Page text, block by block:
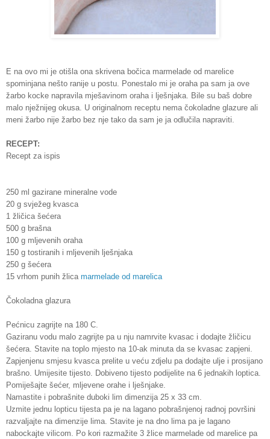
E na ovo mi je otišla ona skrivena bočica marmelade od marelice
spominjana nešto ranije u postu. Ponestalo mi je oraha pa sam ja ove
žarbo kocke napravila mješavinom oraha i lješnjaka. Bile su baš dobre
malo nježnijeg okusa. U originalnom receptu nema čokoladne glazure ali
meni žarbo nije žarbo bez nje tako da sam je ja odlučila napraviti.
RECEPT:
Recept za ispis
250 ml gazirane mineralne vode
20 g svježeg kvasca
1 žličica šećera
500 g brašna
100 g mljevenih oraha
150 g tostiranih i mljevenih lješnjaka
250 g šećera
15 vrhom punih žlica marmelade od marelica
Čokoladna glazura
Pećnicu zagrijte na 180 C.
Gaziranu vodu malo zagrijte pa u nju namrvite kvasac i dodajte žličicu
šećera. Stavite na toplo mjesto na 10-ak minuta da se kvasac zapjeni.
Zapjenjenu smjesu kvasca prelite u veću zdjelu pa dodajte ulje i prosijano
brašno. Umijesite tijesto. Dobiveno tijesto podijelite na 6 jednakih loptica.
Pomiješajte šećer, mljevene orahe i lješnjake.
Namastite i pobrašnite duboki lim dimenzija 25 x 33 cm.
Uzmite jednu lopticu tijesta pa je na lagano pobrašnjenoj radnoj površini
razvaljajte na dimenzije lima. Stavite je na dno lima pa je lagano
nabockajte vilicom. Po kori razmažite 3 žlice marmelade od marelice pa